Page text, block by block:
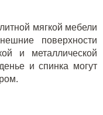
мягкой мебели
поверхности
и металлической
и спинка могут